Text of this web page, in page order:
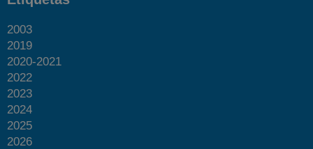
2003
2019
2020-2021
2022
2023
2024
2025
2026